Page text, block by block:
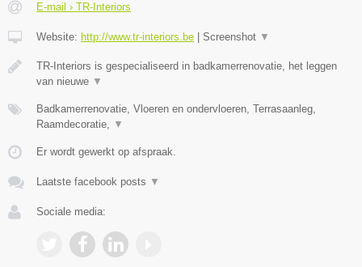
E-mail › TR-Interiors
Website: http://www.tr-interiors.be Screenshot ▼
TR-Interiors is gespecialiseerd in badkamerrenovatie, het leggen
van nieuwe ▼
Badkamerrenovatie, Vloeren en ondervloeren, Terrasaanleg,
Raamdecoratie, ▼
Er wordt gewerkt op afspraak.
Laatste facebook posts ▼
Sociale media: